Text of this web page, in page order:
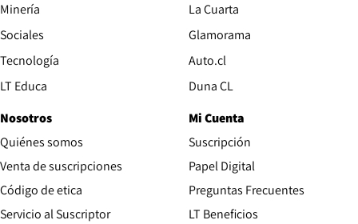
Minería
Sociales
Tecnología
LT Educa
La Cuarta
Glamorama
Auto.clOpens in new window
Duna CLOpens in new window
Nosotros
Quiénes somos
Venta de suscripciones
Código de etica Opens in new window
Servicio al Suscriptor
Mi Cuenta
Suscripción
Papel DigitalOpens in new
Preguntas Frecuentes
LT Beneficios